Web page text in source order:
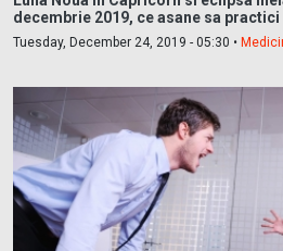
decembrie 2019, ce asane sa practici
Tuesday, December 24, 2019 - 05:30 •